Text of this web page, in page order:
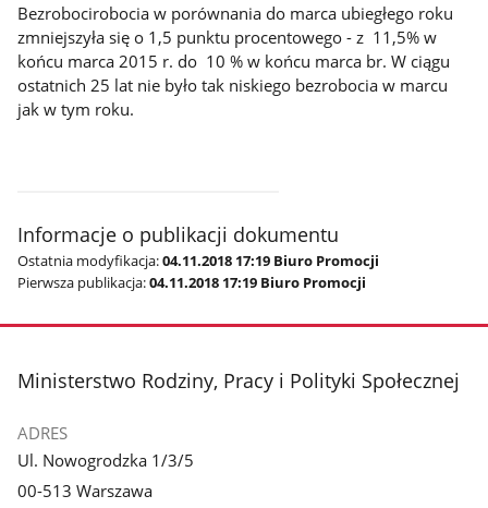
Bezrobocirobocia w porównania do marca ubiegłego roku
zmniejszyła się o 1,5 punktu procentowego - z 11,5% w
końcu marca 2015 r. do 10 % w końcu marca br. W ciągu
ostatnich 25 lat nie było tak niskiego bezrobocia w marcu
jak w tym roku.
Informacje o publikacji dokumentu
Ostatnia modyfikacja:04.11.2018 17:19 Biuro Promocji
Pierwsza publikacja:04.11.2018 17:19 Biuro Promocji
stopka
Ministerstwo Rodziny, Pracy i Polityki Społecznej
ADRES
Ul. Nowogrodzka 1/3/5
00-513 Warszawa